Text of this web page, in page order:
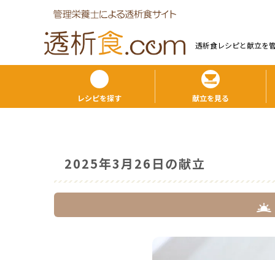
透析食レシピと献⽴を
レシピを探す 献立を見る
2025年3月26日の献立